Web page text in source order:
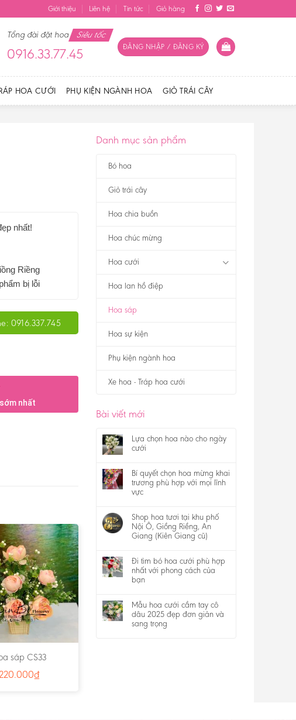
Giới thiệu Liên hệ Tin tức Giỏ hàng
Tổng đài đặt hoa Siêu tốc
0916.33.77.45 ĐĂNG NHẬP / ĐĂNG KÝ
HOA CƯỚI PHỤ KIỆN NGÀNH HOA GIỎ TRÁI CÂY
Danh mục sản phẩm
Bó hoa
Giỏ trái cây
Hoa chia buồn
Hoa chúc mừng
Hoa cưới
Hoa lan hồ điệp
Hoa sáp
Hoa sự kiện
Phụ kiện ngành hoa
Xe hoa - Tráp hoa cưới
Bài viết mới
Lựa chọn hoa nào cho ngày
cưới
Bí quyết chọn hoa mừng khai
trương phù hợp với mọi lĩnh
vực
Shop hoa tươi tại khu phố
Nội Ô, Giồng Riềng, An
Giang (Kiên Giang cũ)
Đi tìm bó hoa cưới phù hợp
nhất với phong cách của
bạn
Mẫu hoa cưới cầm tay cô
dâu 2025 đẹp đơn giản và
sang trọng
nhất!
Riềng
bị lỗi
0916.337.745
nhất
sáp CS33
₫